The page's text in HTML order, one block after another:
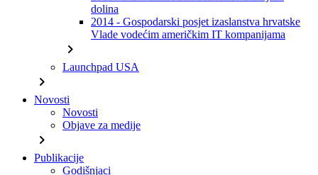
dolina
2014 - Gospodarski posjet izaslanstva hrvatske
Vlade vodećim američkim IT kompanijama
chevron_right
Launchpad USA
chevron_right
Novosti
Novosti
Objave za medije
chevron_right
Publikacije
Godišnjaci